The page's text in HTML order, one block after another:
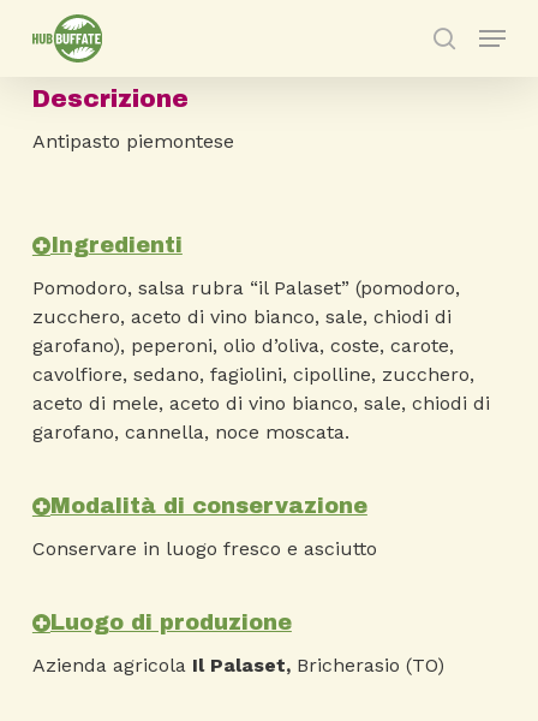
content
search
Menu
Descrizione
Antipasto piemontese
Ingredienti
Pomodoro, salsa rubra “il Palaset” (pomodoro,
zucchero, aceto di vino bianco, sale, chiodi di
garofano), peperoni, olio d’oliva, coste, carote,
cavolfiore, sedano, fagiolini, cipolline, zucchero,
aceto di mele, aceto di vino bianco, sale, chiodi di
garofano, cannella, noce moscata.
Modalità di conservazione
Conservare in luogo fresco e asciutto
Luogo di produzione
Azienda agricola Il Palaset, Bricherasio (TO)